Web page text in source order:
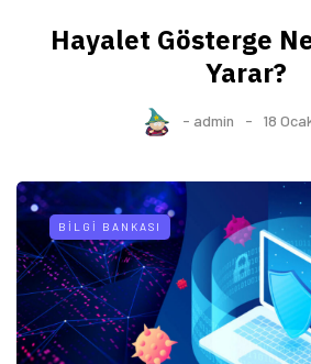
Hayalet Gösterge
Yarar?
- admin 18
BILGI BANKASI